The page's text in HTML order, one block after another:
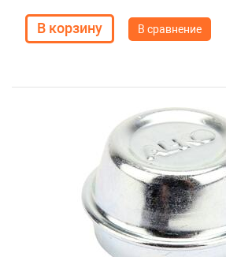
В сравнение